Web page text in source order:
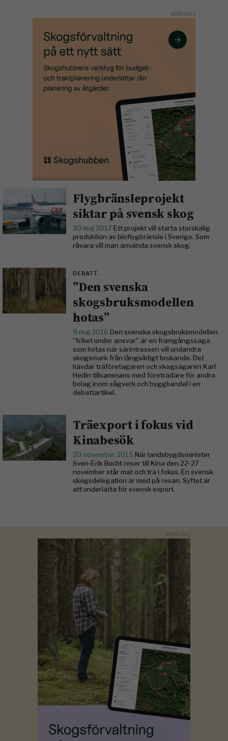
Flygbränsleprojekt
siktar på svensk skog
30 maj 2017 Ett projekt vill starta storskalig
produktion av bioflygbränsle i Sverige. Som
råvara vill man använda svensk skog.
DEBATT.
”Den svenska
skogsbruksmodellen
hotas”
9 maj 2016 Den svenska skogsbruksmodellen
”frihet under ansvar” är en framgångssaga
som hotas när särintressen vill undandra
skogsmark från långsiktigt brukande. Det
hävdar träföretagaren och skogsägaren Karl
Hedin tillsammans med företrädare för andra
bolag inom sågverk och bygghandel i en
debattartikel.
Träexport i fokus vid
Kinabesök
20 november 2015 När landsbygdsminister
Sven-Erik Bucht reser till Kina den 22-27
november står mat och trä i fokus. En svensk
skogsdelegation är med på resan. Syftet är
att underlätta för svensk export.